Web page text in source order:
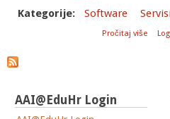
Kategorije:
Software
Pročitaj više o
AAI@EduHr Login